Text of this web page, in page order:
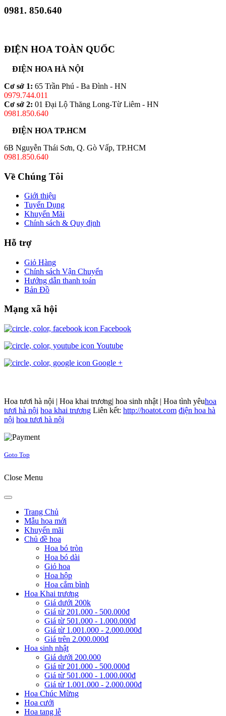
0981. 850.640
ĐIỆN HOA TOÀN QUỐC
ĐIỆN HOA HÀ NỘI
Cơ sở 1: 65 Trần Phú - Ba Đình - HN
0979.744.011
Cơ sở 2: 01 Đại Lộ Thăng Long-Từ Liêm - HN
0981.850.640
ĐIỆN HOA TP.HCM
6B Nguyễn Thái Sơn, Q. Gò Vấp, TP.HCM
0981.850.640
Về Chúng Tôi
Giới thiệu
Tuyển Dụng
Khuyến Mãi
Chính sách & Quy định
Hỗ trợ
Giỏ Hàng
Chính sách Vận Chuyển
Hướng dẫn thanh toán
Bản Đồ
Mạng xã hội
Facebook
Youtube
Google +
Hoa tươi hà nội | Hoa khai trương| hoa sinh nhật | Hoa tình yêuhoa
tươi hà nội hoa khai trương Liên kết: http://hoatot.com điện hoa hà
nội hoa tươi hà nội
Goto Top
Close Menu
Trang Chủ
Mẫu hoa mới
Khuyến mãi
Chủ đề hoa
Hoa bó tròn
Hoa bó dài
Giỏ hoa
Hoa hộp
Hoa cắm bình
Hoa Khai trương
Giá dưới 200k
Giá từ 201.000 - 500.000đ
Giá từ 501.000 - 1.000.000đ
Giá từ 1.001.000 - 2.000.000đ
Giá trên 2.000.000đ
Hoa sinh nhật
Giá dưới 200.000
Giá từ 201.000 - 500.000đ
Giá từ 501.000 - 1.000.000đ
Giá từ 1.001.000 - 2.000.000đ
Hoa Chúc Mừng
Hoa cưới
Hoa tang lễ